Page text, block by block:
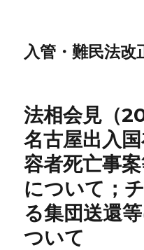
入管・難民法改
法相会見（
名古屋出入
容者死亡事
について；
る集団送還
ついて